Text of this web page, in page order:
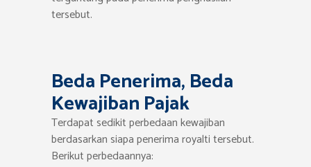
tersebut.
Beda Penerima, Beda
Kewajiban Pajak
Terdapat sedikit perbedaan kewajiban
berdasarkan siapa penerima royalti tersebut.
Berikut perbedaannya: